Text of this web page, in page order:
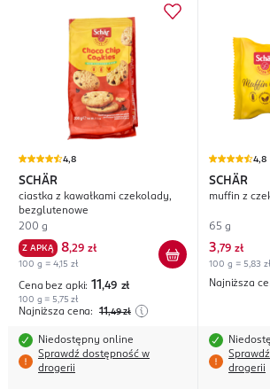
4,8
SCHÄR
ciastka z kawałkami czekolady,
bezglutenowe
200 g
Z APKĄ 8,29 zł
100 g = 4,15 zł
Cena bez apki: 11 ,49 zł
100 g = 5,75 zł
Najniższa cena: 11,49 zł
Niedostępny online
Sprawdź dostępność w
drogerii
4,8
SCHÄR
muffin z
65 g
3,79 zł
100 g = 5,83 zł
Najniższa
drogerii